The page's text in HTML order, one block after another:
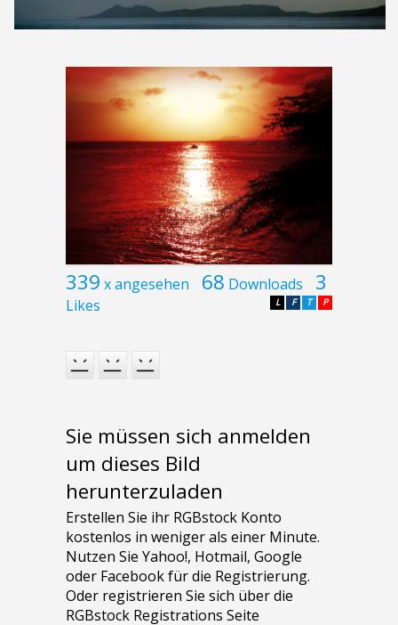
339 x angesehen 68 Downloads 3
Likes P
T
F
L
Sie müssen sich anmelden
um dieses Bild
herunterzuladen